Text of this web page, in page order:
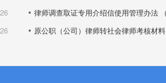
原公职（公司）律师转社会律师考核材料